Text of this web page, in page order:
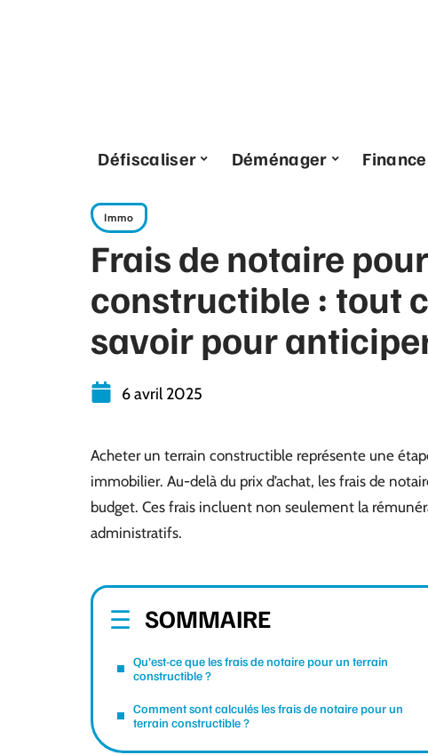
Défiscaliser Déménager
Immo
Frais de notaire
constructible : tout
savoir pour
6 avril 2025
Acheter un terrain constructible représente une
immobilier. Au-delà du prix d’achat, les frais de
budget. Ces frais incluent non seulement la
administratifs.
SOMMAIRE
Qu’est-ce que les frais de notaire pour un terrain
constructible ?
Comment sont calculés les frais de notaire pour un
terrain constructible ?